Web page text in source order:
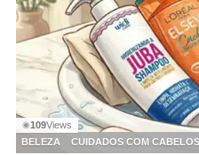
◉109Views
BELEZA
CUIDADOS COM CABELOS